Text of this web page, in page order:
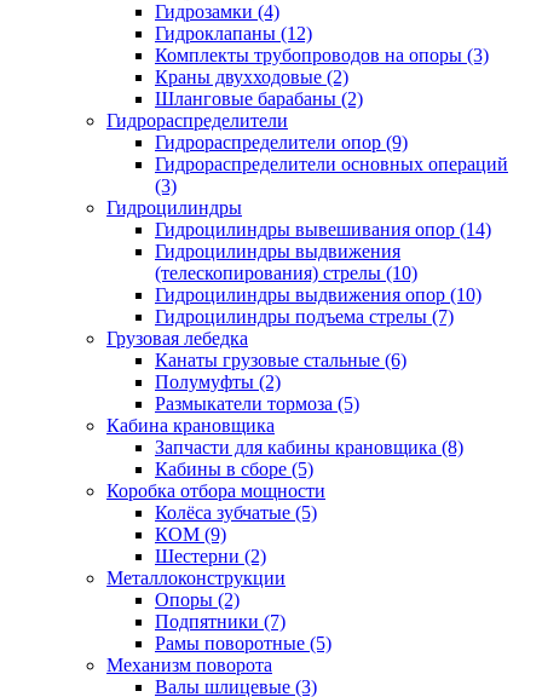
Гидрозамки (4)
Гидроклапаны (12)
Комплекты трубопроводов на опоры (3)
Краны двухходовые (2)
Шланговые барабаны (2)
Гидрораспределители
Гидрораспределители опор (9)
Гидрораспределители основных операций
(3)
Гидроцилиндры
Гидроцилиндры вывешивания опор (14)
Гидроцилиндры выдвижения
(телескопирования) стрелы (10)
Гидроцилиндры выдвижения опор (10)
Гидроцилиндры подъема стрелы (7)
Грузовая лебедка
Канаты грузовые стальные (6)
Полумуфты (2)
Размыкатели тормоза (5)
Кабина крановщика
Запчасти для кабины крановщика (8)
Кабины в сборе (5)
Коробка отбора мощности
Колёса зубчатые (5)
КОМ (9)
Шестерни (2)
Металлоконструкции
Опоры (2)
Подпятники (7)
Рамы поворотные (5)
Механизм поворота
Валы шлицевые (3)